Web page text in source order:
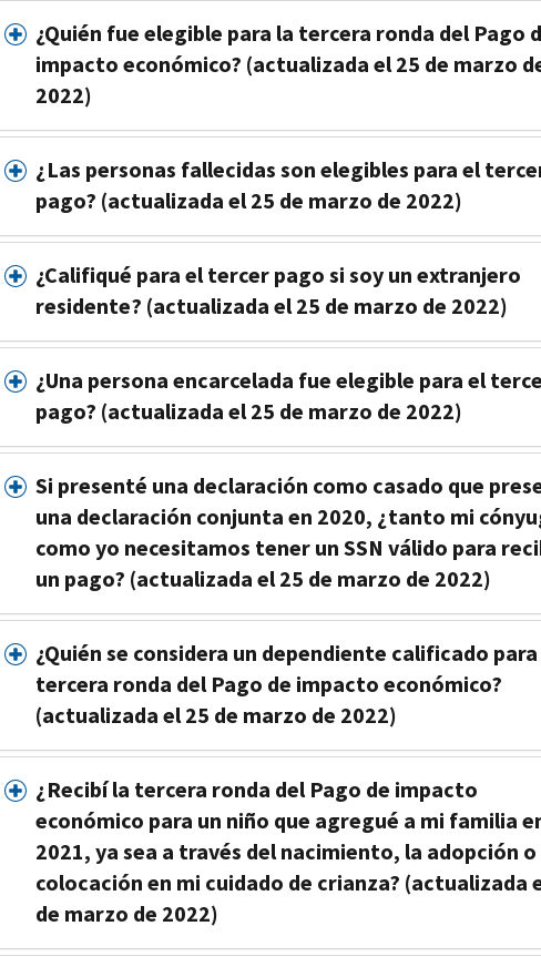
¿Quién fue elegible para la tercera ronda del Pago
impacto económico? (actualizada el 25 de marzo
2022)
¿Las personas fallecidas son elegibles para el
pago? (actualizada el 25 de marzo de 2022)
¿Califiqué para el tercer pago si soy un extranjero
residente? (actualizada el 25 de marzo de 2022)
¿Una persona encarcelada fue elegible para el
pago? (actualizada el 25 de marzo de 2022)
Si presenté una declaración como casado que
una declaración conjunta en 2020, ¿tanto mi
como yo necesitamos tener un SSN válido para
un pago? (actualizada el 25 de marzo de 2022)
¿Quién se considera un dependiente calificado
tercera ronda del Pago de impacto económico?
(actualizada el 25 de marzo de 2022)
¿Recibí la tercera ronda del Pago de impacto
económico para un niño que agregué a mi familia
2021, ya sea a través del nacimiento, la adopción o
colocación en mi cuidado de crianza? (actualizada
de marzo de 2022)